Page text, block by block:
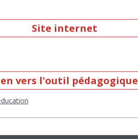
Site internet
vers l'outil pédagogique